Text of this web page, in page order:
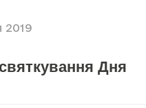
2019
Дня